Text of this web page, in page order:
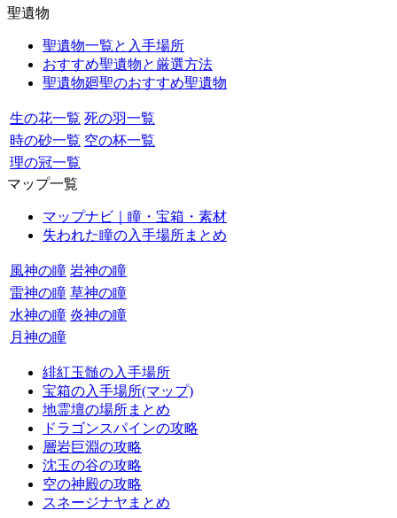
聖遺物
聖遺物一覧と入手場所
おすすめ聖遺物と厳選方法
聖遺物廻聖のおすすめ聖遺物
生の花一覧 死の羽一覧
時の砂一覧 空の杯一覧
理の冠一覧
マップ一覧
マップナビ｜瞳・宝箱・素材
失われた瞳の入手場所まとめ
風神の瞳 岩神の瞳
雷神の瞳 草神の瞳
水神の瞳 炎神の瞳
月神の瞳
緋紅玉髄の入手場所
宝箱の入手場所(マップ)
地霊壇の場所まとめ
ドラゴンスパインの攻略
層岩巨淵の攻略
沈玉の谷の攻略
空の神殿の攻略
スネージナヤまとめ